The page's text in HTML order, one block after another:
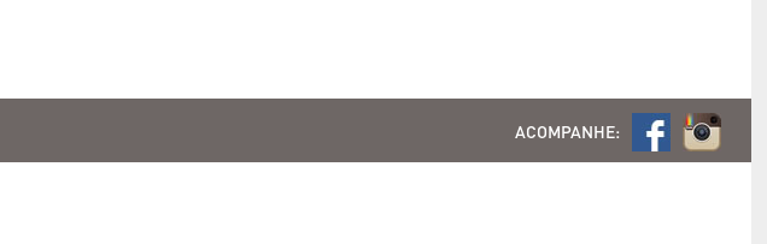
ACOMPANHE: